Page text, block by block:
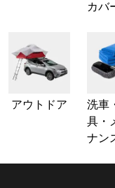
カバ
アウトドア
洗車
具・
ナン